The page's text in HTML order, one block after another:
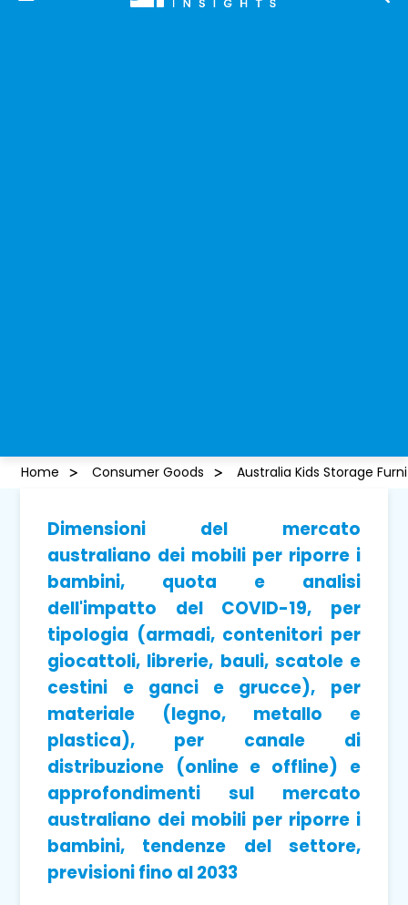
Home Consumer Goods Australia Kids Storage
Dimensioni del mercato
australiano dei mobili per riporre i
bambini, quota e analisi
dell'impatto del COVID-19, per
tipologia (armadi, contenitori per
giocattoli, librerie, bauli, scatole e
cestini e ganci e grucce), per
materiale (legno, metallo e
plastica), per canale di
distribuzione (online e offline) e
approfondimenti sul mercato
australiano dei mobili per riporre i
bambini, tendenze del settore,
previsioni fino al 2033